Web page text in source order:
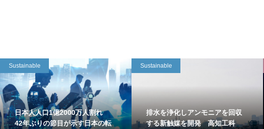
Sustainable
日本人人口1億2000万人割れ
42年ぶりの節目が示す日本の転
Sustainable
排水を浄化しアンモニアを回収
する新触媒を開発 高知工科